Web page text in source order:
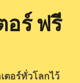
อร์ ฟรี
ตอร์ทั่วโลกไว้